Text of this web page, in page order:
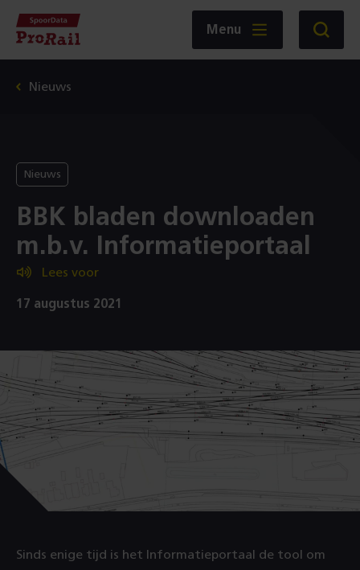
Navigatie
Homepage
ProRail
Menu Zoeken
Nieuws
BBK bladen downloaden
m.b.v. Informatieportaal
Nieuws
Lees voor
17 augustus 2021
Sinds enige tijd is het Informatieportaal de tool om